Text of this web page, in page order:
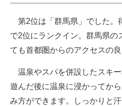
電子設計の基本と応用
エネルギーの専門メディア
建設×テクノロジーの最前線
第2位は「群馬県」でした。
で2位にランクイン。群馬県の
ても首都圏からのアクセスの良
温泉やスパを併設したスキ
遊んだ後に温泉に浸かってか
み方ができます。しっかりと